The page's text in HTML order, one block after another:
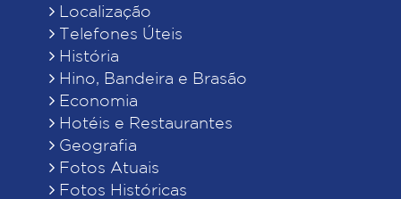
Localização
Telefones Úteis
História
Hino, Bandeira e Brasão
Economia
Hotéis e Restaurantes
Geografia
Fotos Atuais
Fotos Históricas